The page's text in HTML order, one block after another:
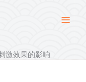
激效果的影响